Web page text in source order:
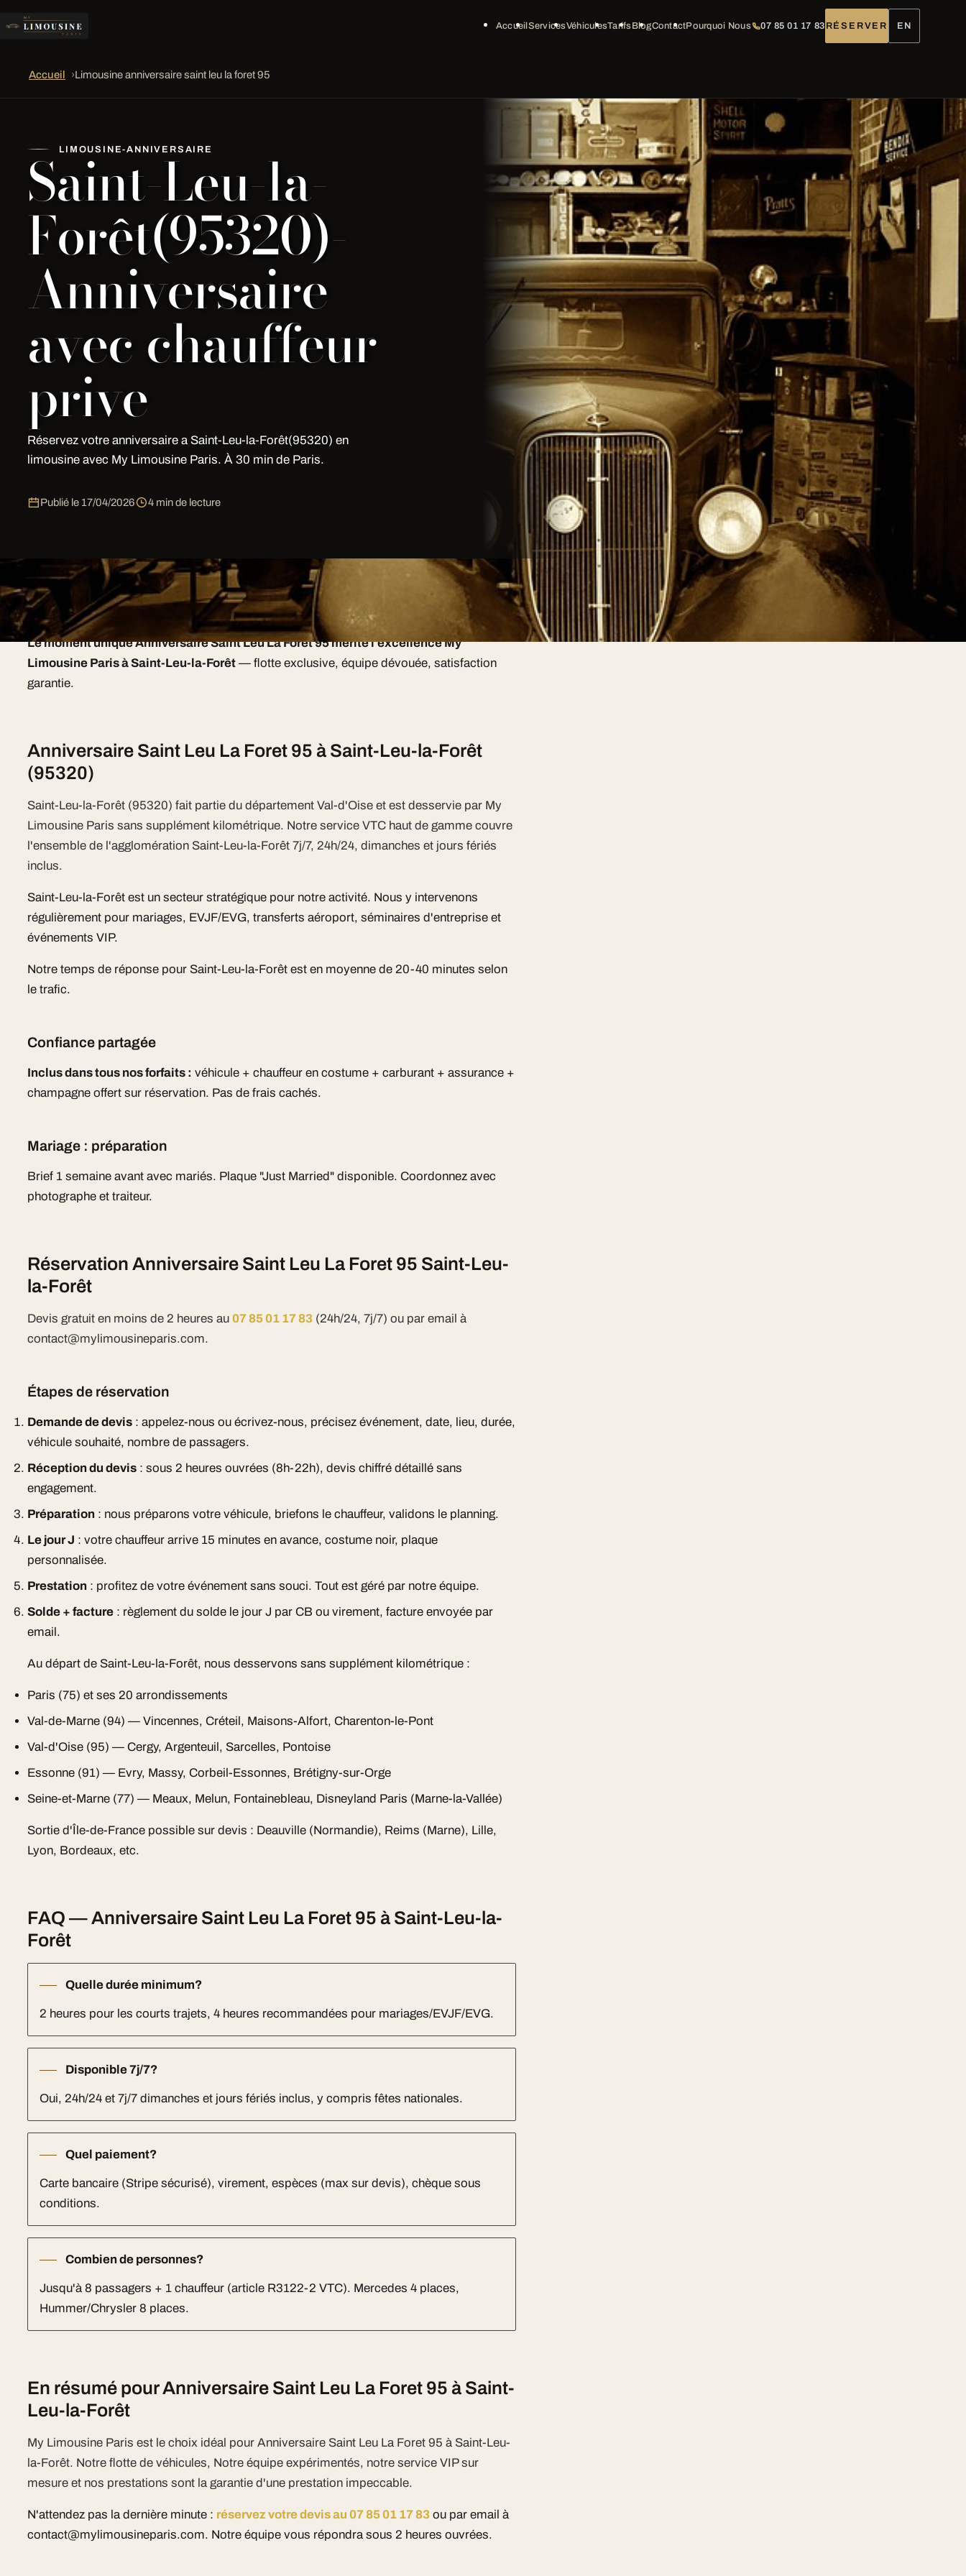
AccueilServicesVéhiculesTarifsBlogContactPourquoi Nous 07 85 01 17 83 RÉSERVER EN
Accueil ›Limousine anniversaire saint leu la foret 95
LIMOUSINE-ANNIVERSAIRE
Saint-Leu-la-
Forêt(95320)-
Anniversaire
avec chauffeur
prive
Réservez votre anniversaire a Saint-Leu-la-Forêt(95320) en
limousine avec My Limousine Paris. À 30 min de Paris.
Publié le 17/04/2026 4 min de lecture
Disponibilité maximale pour Anniversaire Saint Leu La Foret 95 à Saint-Leu-la-Forêt : 7j/7,
24h/24, week-ends, jours fériés, nuits — notre équipe est mobilisée.
Le moment unique Anniversaire Saint Leu La Foret 95 mérite l'excellence My
Limousine Paris à Saint-Leu-la-Forêt — flotte exclusive, équipe dévouée, satisfaction
garantie.
Anniversaire Saint Leu La Foret 95 à Saint-Leu-la-Forêt
(95320)
Saint-Leu-la-Forêt (95320) fait partie du département Val-d'Oise et est desservie par My
Limousine Paris sans supplément kilométrique. Notre service VTC haut de gamme couvre
l'ensemble de l'agglomération Saint-Leu-la-Forêt 7j/7, 24h/24, dimanches et jours fériés
inclus.
Saint-Leu-la-Forêt est un secteur stratégique pour notre activité. Nous y intervenons
régulièrement pour mariages, EVJF/EVG, transferts aéroport, séminaires d'entreprise et
événements VIP.
Notre temps de réponse pour Saint-Leu-la-Forêt est en moyenne de 20-40 minutes selon
le trafic.
Confiance partagée
Inclus dans tous nos forfaits : véhicule + chauffeur en costume + carburant + assurance +
champagne offert sur réservation. Pas de frais cachés.
Mariage : préparation
Brief 1 semaine avant avec mariés. Plaque "Just Married" disponible. Coordonnez avec
photographe et traiteur.
Réservation Anniversaire Saint Leu La Foret 95 Saint-Leu-
la-Forêt
Devis gratuit en moins de 2 heures au07 85 01 17 83 (24h/24, 7j/7) ou par email à
contact@mylimousineparis.com.
Étapes de réservation
Demande de devis : appelez-nous ou écrivez-nous, précisez événement, date, lieu, durée,
véhicule souhaité, nombre de passagers.
Réception du devis : sous 2 heures ouvrées (8h-22h), devis chiffré détaillé sans
engagement.
Préparation : nous préparons votre véhicule, briefons le chauffeur, validons le planning.
Le jour J : votre chauffeur arrive 15 minutes en avance, costume noir, plaque
personnalisée.
Prestation : profitez de votre événement sans souci. Tout est géré par notre équipe.
Solde + facture : règlement du solde le jour J par CB ou virement, facture envoyée par
email.
Au départ de Saint-Leu-la-Forêt, nous desservons sans supplément kilométrique :
Paris (75) et ses 20 arrondissements
Val-de-Marne (94) — Vincennes, Créteil, Maisons-Alfort, Charenton-le-Pont
Val-d'Oise (95) — Cergy, Argenteuil, Sarcelles, Pontoise
Essonne (91) — Evry, Massy, Corbeil-Essonnes, Brétigny-sur-Orge
Seine-et-Marne (77) — Meaux, Melun, Fontainebleau, Disneyland Paris (Marne-la-Vallée)
Sortie d'Île-de-France possible sur devis : Deauville (Normandie), Reims (Marne), Lille,
Lyon, Bordeaux, etc.
FAQ — Anniversaire Saint Leu La Foret 95 à Saint-Leu-la-
Forêt
Quelle durée minimum?
2 heures pour les courts trajets, 4 heures recommandées pour mariages/EVJF/EVG.
Disponible 7j/7?
Oui, 24h/24 et 7j/7 dimanches et jours fériés inclus, y compris fêtes nationales.
Quel paiement?
Carte bancaire (Stripe sécurisé), virement, espèces (max sur devis), chèque sous
conditions.
Combien de personnes?
Jusqu'à 8 passagers + 1 chauffeur (article R3122-2 VTC). Mercedes 4 places,
Hummer/Chrysler 8 places.
En résumé pour Anniversaire Saint Leu La Foret 95 à Saint-
Leu-la-Forêt
My Limousine Paris est le choix idéal pour Anniversaire Saint Leu La Foret 95 à Saint-Leu-
la-Forêt. Notre flotte de véhicules, Notre équipe expérimentés, notre service VIP sur
mesure et nos prestations sont la garantie d'une prestation impeccable.
N'attendez pas la dernière minute : réservez votre devis au 07 85 01 17 83 ou par email à
contact@mylimousineparis.com. Notre équipe vous répondra sous 2 heures ouvrées.